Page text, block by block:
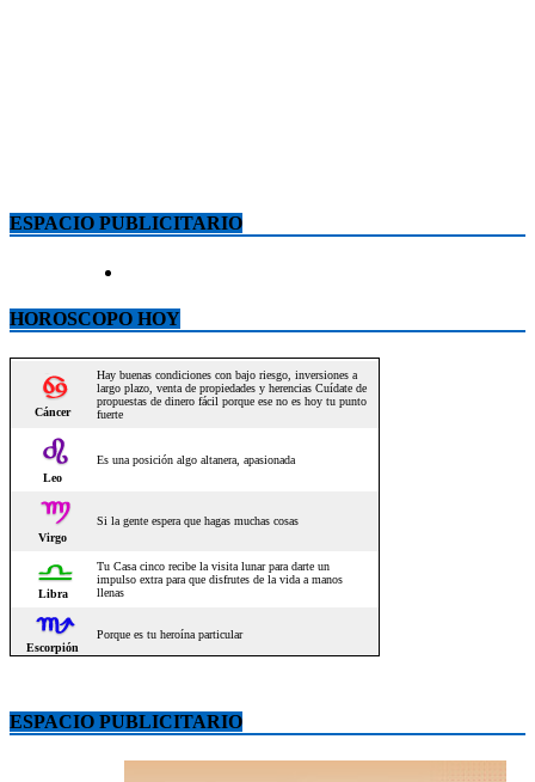
ESPACIO PUBLICITARIO
HOROSCOPO HOY
ESPACIO PUBLICITARIO